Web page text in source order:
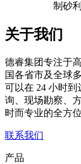
制砂
关于我们
德睿集团专注于
国各省市及全球
可以在 24 小时
询、现场勘察、
时而专业的全方
联系我们
产品